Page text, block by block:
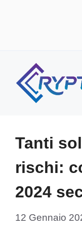
contenuto
Tanti
rischi:
2024
12 Gennaio